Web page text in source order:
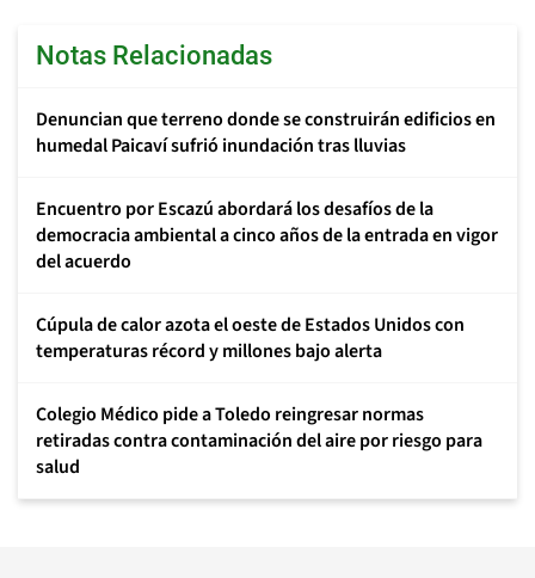
Notas Relacionadas
Denuncian que terreno donde se construirán edificios en
humedal Paicaví sufrió inundación tras lluvias
Encuentro por Escazú abordará los desafíos de la
democracia ambiental a cinco años de la entrada en vigor
del acuerdo
Cúpula de calor azota el oeste de Estados Unidos con
temperaturas récord y millones bajo alerta
Colegio Médico pide a Toledo reingresar normas
retiradas contra contaminación del aire por riesgo para
salud